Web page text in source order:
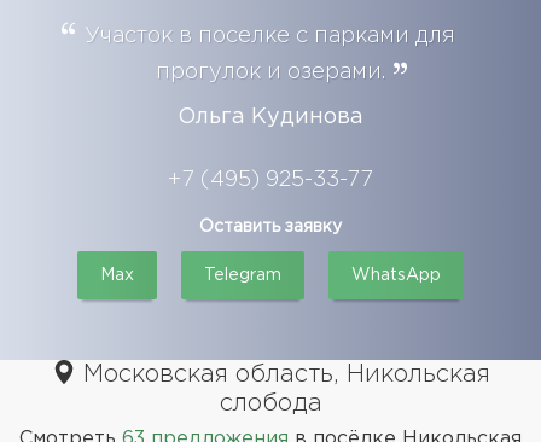
Участок в поселке с парками для
прогулок и озерами.
Ольга Кудинова
+7 (495) 925-33-77
Оставить заявку
Max Telegram WhatsApp
Московская область, Никольская
слобода